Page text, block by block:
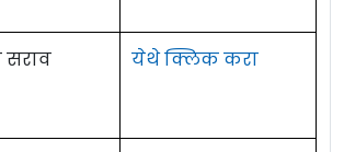
सराव
येथे क्लिक करा